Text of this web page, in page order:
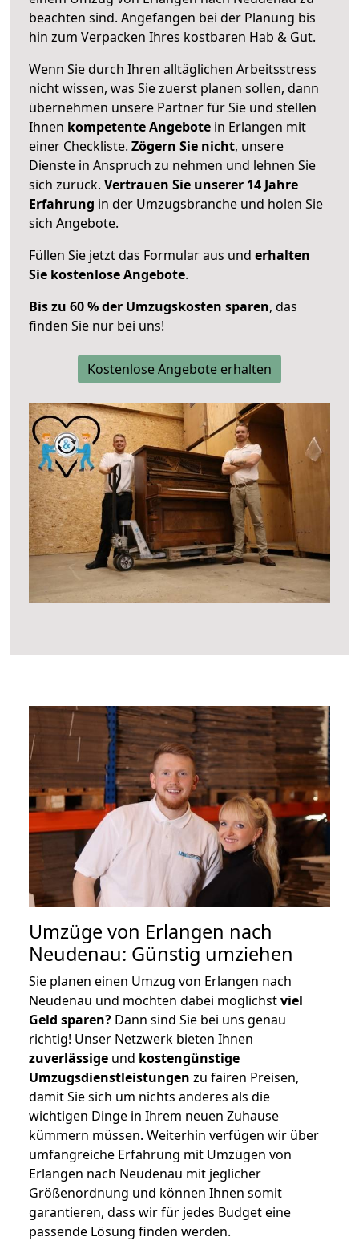
beachten sind. Angefangen bei der Planung bis
hin zum Verpacken Ihres kostbaren Hab & Gut.
Wenn Sie durch Ihren alltäglichen Arbeitsstress
nicht wissen, was Sie zuerst planen sollen, dann
übernehmen unsere Partner für Sie und stellen
Ihnen kompetente Angebote in Erlangen mit
einer Checkliste. Zögern Sie nicht, unsere
Dienste in Anspruch zu nehmen und lehnen Sie
sich zurück. Vertrauen Sie unserer 14 Jahre
Erfahrung in der Umzugsbranche und holen Sie
sich Angebote.
Füllen Sie jetzt das Formular aus und erhalten
Sie kostenlose Angebote.
Bis zu 60 % der Umzugskosten sparen, das
finden Sie nur bei uns!
Kostenlose Angebote erhalten
Umzüge von Erlangen nach
Neudenau: Günstig umziehen
Sie planen einen Umzug von Erlangen nach
Neudenau und möchten dabei möglichstviel
Geld sparen? Dann sind Sie bei uns genau
richtig! Unser Netzwerk bieten Ihnen
zuverlässige und kostengünstige
Umzugsdienstleistungen zu fairen Preisen,
damit Sie sich um nichts anderes als die
wichtigen Dinge in Ihrem neuen Zuhause
kümmern müssen. Weiterhin verfügen wir über
umfangreiche Erfahrung mit Umzügen von
Erlangen nach Neudenau mit jeglicher
Größenordnung und können Ihnen somit
garantieren, dass wir für jedes Budget eine
passende Lösung finden werden.